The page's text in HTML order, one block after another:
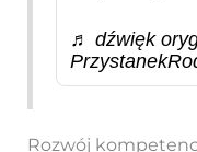
♬ dźwięk
Rozwój